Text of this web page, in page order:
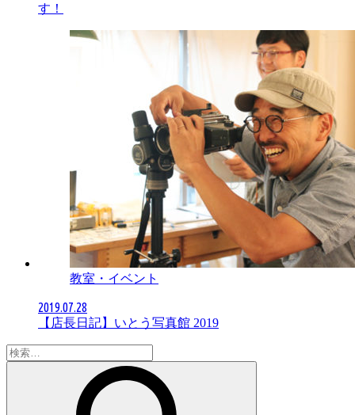
す！
教室・イベント
2019.07.28
【店長日記】いとう写真館 2019
検
索: